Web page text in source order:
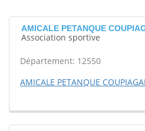
AMICALE PETANQUE
Association sportive
Département: 12550
AMICALE PETANQUE